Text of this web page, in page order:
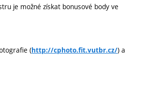
je možné získat bonusové body ve
(http://cphoto.fit.vutbr.cz/) a